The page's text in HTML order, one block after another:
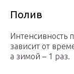
Полив
Интенсивность
зависит от
а зимой – 1 раз.